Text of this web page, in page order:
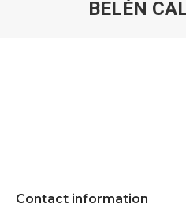
BELÉN
Contact information